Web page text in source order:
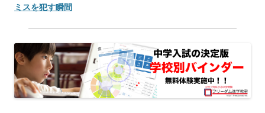
ミスを犯す瞬間